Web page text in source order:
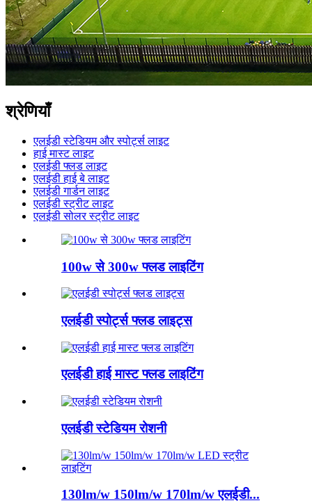
श्रेणियाँ
एलईडी स्टेडियम और स्पोर्ट्स लाइट
हाई मास्ट लाइट
एलईडी फ्लड लाइट
एलईडी हाई बे लाइट
एलईडी गार्डन लाइट
एलईडी स्ट्रीट लाइट
एलईडी सोलर स्ट्रीट लाइट
100w से 300w फ्लड लाइटिंग
एलईडी स्पोर्ट्स फ्लड लाइट्स
एलईडी हाई मास्ट फ्लड लाइटिंग
एलईडी स्टेडियम रोशनी
130lm/w 150lm/w 170lm/w एलईडी...